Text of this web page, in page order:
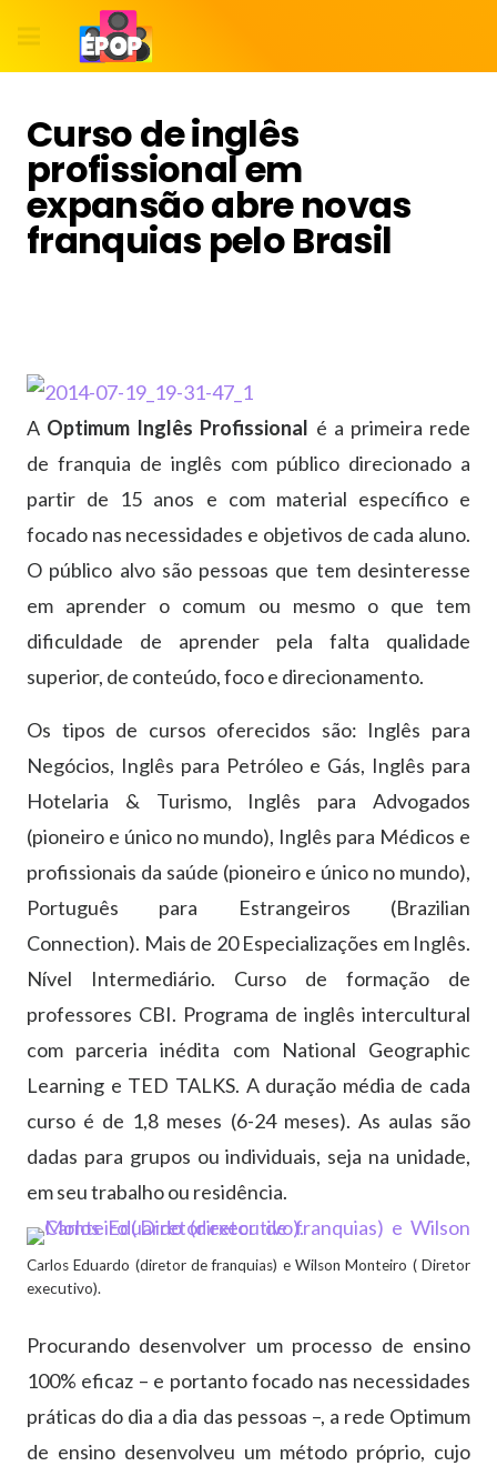
Curso de inglês
profissional em
expansão abre novas
franquias pelo Brasil
A Optimum Inglês Profissional é a primeira rede
de franquia de inglês com público direcionado a
partir de 15 anos e com material específico e
focado nas necessidades e objetivos de cada aluno.
O público alvo são pessoas que tem desinteresse
em aprender o comum ou mesmo o que tem
dificuldade de aprender pela falta qualidade
superior, de conteúdo, foco e direcionamento.
Os tipos de cursos oferecidos são: Inglês para
Negócios, Inglês para Petróleo e Gás, Inglês para
Hotelaria & Turismo, Inglês para Advogados
(pioneiro e único no mundo), Inglês para Médicos e
profissionais da saúde (pioneiro e único no mundo),
Português para Estrangeiros (Brazilian
Connection). Mais de 20 Especializações em Inglês.
Nível Intermediário. Curso de formação de
professores CBI. Programa de inglês intercultural
com parceria inédita com National Geographic
Learning e TED TALKS. A duração média de cada
curso é de 1,8 meses (6-24 meses). As aulas são
dadas para grupos ou individuais, seja na unidade,
em seu trabalho ou residência.
Carlos Eduardo (diretor de franquias) e Wilson Monteiro ( Diretor
executivo).
Procurando desenvolver um processo de ensino
100% eficaz – e portanto focado nas necessidades
práticas do dia a dia das pessoas –, a rede Optimum
de ensino desenvolveu um método próprio, cujo